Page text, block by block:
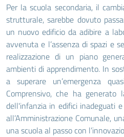
Per la scuola secondaria, il
strutturale, sarebbe dovuto
un nuovo edificio da adibire a
avvenuta e l’assenza di spazi e
realizzazione di un piano
ambienti di apprendimento. In
a superare un’emergenza
Comprensivo, che ha generato
dell'infanzia in edifici inadeguati
all’Amministrazione Comunale,
una scuola al passo con